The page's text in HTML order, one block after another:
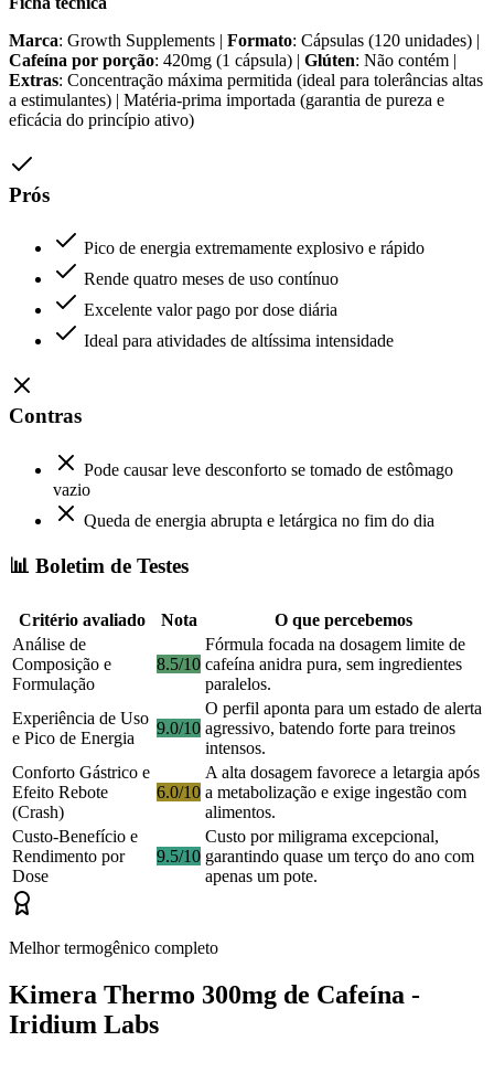
Marca: Growth Supplements | Formato: Cápsulas (120 unidades) |
Cafeína por porção: 420mg (1 cápsula) | Glúten: Não contém |
Extras: Concentração máxima permitida (ideal para tolerâncias altas
a estimulantes) | Matéria-prima importada (garantia de pureza e
eficácia do princípio ativo)
Prós
Pico de energia extremamente explosivo e rápido
Rende quatro meses de uso contínuo
Excelente valor pago por dose diária
Ideal para atividades de altíssima intensidade
Contras
Pode causar leve desconforto se tomado de estômago
vazio
Queda de energia abrupta e letárgica no fim do dia
📊 Boletim de Testes
Critério avaliado Nota
O que percebemos
Análise de
Composição e
Formulação
8.5/10
Fórmula focada na dosagem limite de
cafeína anidra pura, sem ingredientes
paralelos.
Experiência de Uso
e Pico de Energia
9.0/10
O perfil aponta para um estado de alerta
agressivo, batendo forte para treinos
intensos.
Conforto Gástrico e
Efeito Rebote
(Crash)
6.0/10
A alta dosagem favorece a letargia após
a metabolização e exige ingestão com
alimentos.
Custo-Benefício e
Rendimento por
Dose
9.5/10
Custo por miligrama excepcional,
garantindo quase um terço do ano com
apenas um pote.
Melhor termogênico completo
Kimera Thermo 300mg de Cafeína -
Iridium Labs